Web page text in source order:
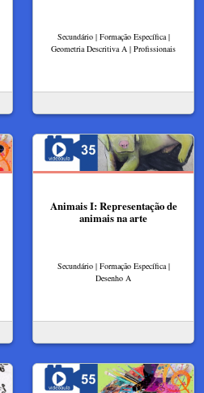
Secundário | Formação Específica |
Geometria Descritiva A | Profissionais
Animais I: Representação de
animais na arte
Secundário | Formação Específica |
Desenho A